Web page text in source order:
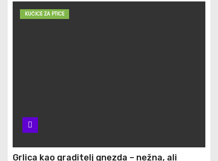
KUĆICE ZA PTICE
Grlica kao graditelj gnezda – nežna, ali